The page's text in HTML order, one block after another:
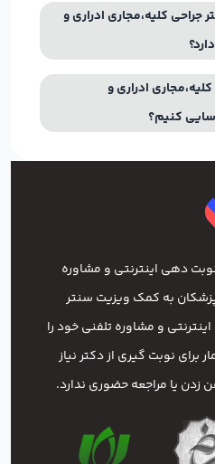
جراحي کليه،مجاري ادراري و
ادراري و
کنیم؟
دهی اینترنتی و مشاوره
به کمک ویزیت سنتر
و مشاوره تلفنی خود را
برای نوبت گیری از دکتر نیاز
یا مراجعه حضوری ندارد.